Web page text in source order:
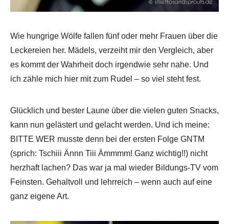
Wie hungrige Wölfe fallen fünf oder mehr Frauen über die
Leckereien her. Mädels, verzeiht mir den Vergleich, aber
es kommt der Wahrheit doch irgendwie sehr nahe. Und
ich zähle mich hier mit zum Rudel – so viel steht fest.
Glücklich und bester Laune über die vielen guten Snacks,
kann nun gelästert und gelacht werden. Und ich meine:
BITTE WER musste denn bei der ersten Folge GNTM
(sprich: Tschiii Ännn Tiii Ämmmm! Ganz wichtig!!) nicht
herzhaft lachen? Das war ja mal wieder Bildungs-TV vom
Feinsten. Gehaltvoll und lehrreich – wenn auch auf eine
ganz eigene Art.